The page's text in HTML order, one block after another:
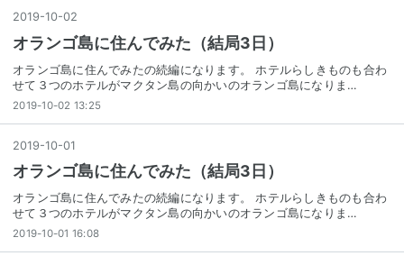
2019-10-02
オランゴ島に住んでみた（結局3日）
オランゴ島に住んでみたの続編になります。 ホテルらしきものも合わ
せて３つのホテルがマクタン島の向かいのオランゴ島になりま…
2019-10-02 13:25
2019-10-01
オランゴ島に住んでみた（結局3日）
オランゴ島に住んでみたの続編になります。 ホテルらしきものも合わ
せて３つのホテルがマクタン島の向かいのオランゴ島になりま…
2019-10-01 16:08